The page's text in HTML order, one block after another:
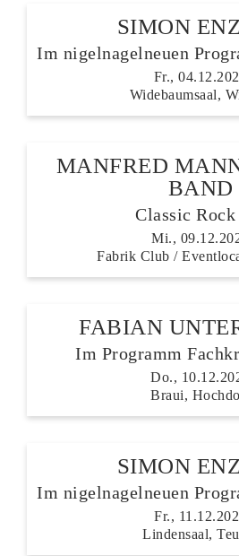
SIMON
Im nigelnagelneuen
Fr.,
Widebaumsaal,
MANFRED
BAND
Classic
Mi.,
Fabrik Club /
FABIAN
Im Programm
Do.,
Braui,
SIMON
Im nigelnagelneuen
Fr.,
Lindensaal,